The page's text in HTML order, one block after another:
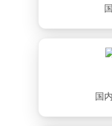
国